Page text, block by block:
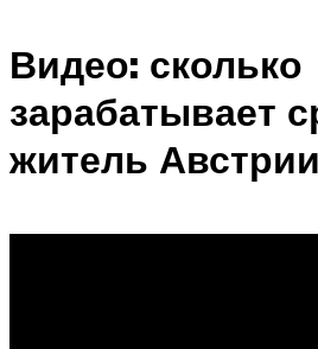
Видео: сколько
зарабатывает
житель Австрии